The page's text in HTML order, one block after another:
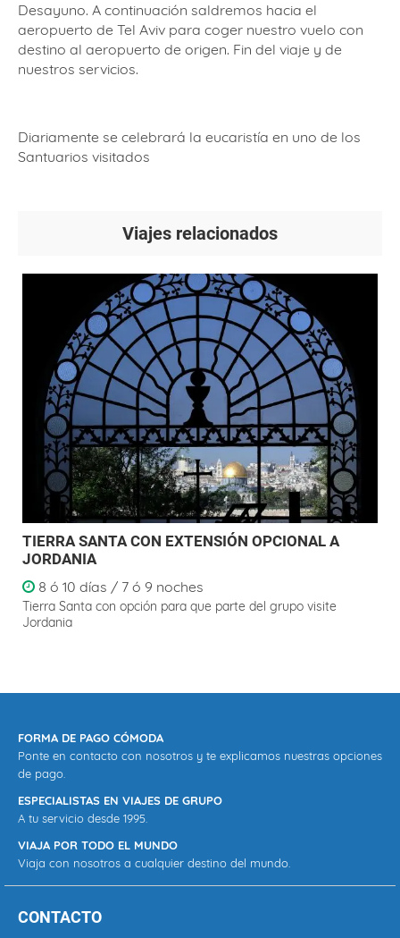
Desayuno. A continuación saldremos hacia el
aeropuerto de Tel Aviv para coger nuestro vuelo con
destino al aeropuerto de origen. Fin del viaje y de
nuestros servicios.
Diariamente se celebrará la eucaristía en uno de los
Santuarios visitados
Viajes relacionados
TIERRA SANTA CON EXTENSIÓN OPCIONAL A
JORDANIA
8 ó 10 días / 7 ó 9 noches
Tierra Santa con opción para que parte del grupo visite
Jordania
FORMA DE PAGO CÓMODA
Ponte en contacto con nosotros y te explicamos nuestras opciones
de pago.
ESPECIALISTAS EN VIAJES DE GRUPO
A tu servicio desde 1995.
VIAJA POR TODO EL MUNDO
Viaja con nosotros a cualquier destino del mundo.
CONTACTO